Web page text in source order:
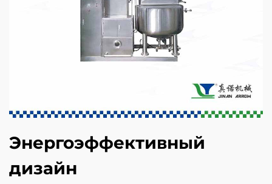
Энергоэффективный
дизайн